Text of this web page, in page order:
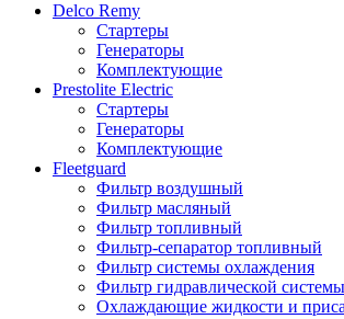
Delco Remy
Стартеры
Генераторы
Комплектующие
Prestolite Electric
Стартеры
Генераторы
Комплектующие
Fleetguard
Фильтр воздушный
Фильтр масляный
Фильтр топливный
Фильтр-сепаратор топливный
Фильтр системы охлаждения
Фильтр гидравлической системы
Охлаждающие жидкости и